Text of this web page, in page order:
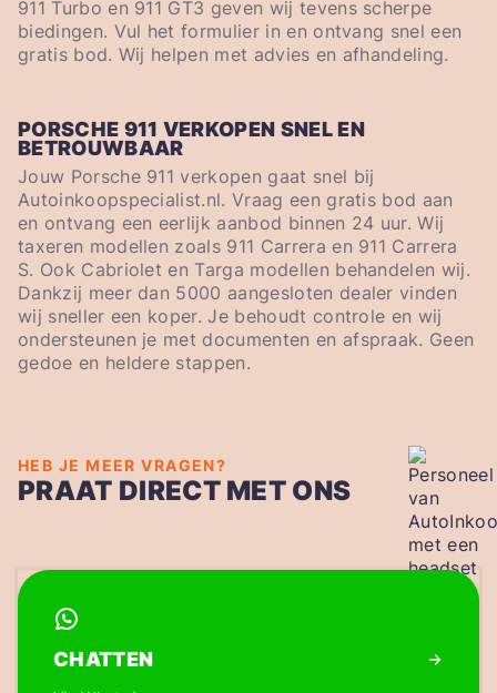
911 Turbo en 911 GT3 geven wij tevens scherpe
biedingen. Vul het formulier in en ontvang snel een
gratis bod. Wij helpen met advies en afhandeling.
PORSCHE 911 VERKOPEN SNEL EN
BETROUWBAAR
Jouw Porsche 911 verkopen gaat snel bij
Autoinkoopspecialist.nl. Vraag een gratis bod aan
en ontvang een eerlijk aanbod binnen 24 uur. Wij
taxeren modellen zoals 911 Carrera en 911 Carrera
S. Ook Cabriolet en Targa modellen behandelen wij.
Dankzij meer dan 5000 aangesloten dealer vinden
wij sneller een koper. Je behoudt controle en wij
ondersteunen je met documenten en afspraak. Geen
gedoe en heldere stappen.
HEB JE MEER VRAGEN?
PRAAT DIRECT MET ONS
CHATTEN